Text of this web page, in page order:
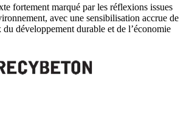
fortement marqué par les réflexions issues
avec une sensibilisation accrue de
développement durable et de l’économie